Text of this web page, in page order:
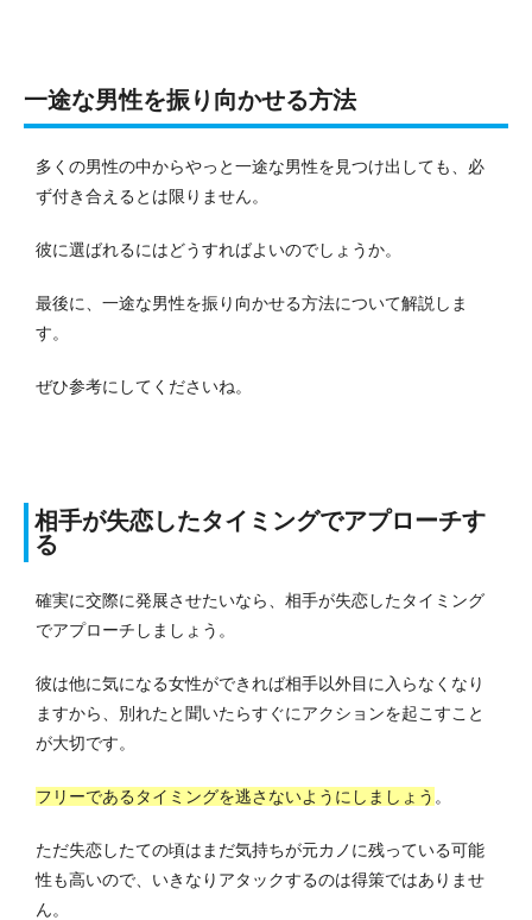
一途な男性を振り向かせる方法
多くの男性の中からやっと一途な男性を見つけ出しても、必
ず付き合えるとは限りません。
彼に選ばれるにはどうすればよいのでしょうか。
最後に、一途な男性を振り向かせる方法について解説しま
す。
ぜひ参考にしてくださいね。
相手が失恋したタイミングでアプローチす
る
確実に交際に発展させたいなら、相手が失恋したタイミング
でアプローチしましょう。
彼は他に気になる女性ができれば相手以外目に入らなくなり
ますから、別れたと聞いたらすぐにアクションを起こすこと
が大切です。
フリーであるタイミングを逃さないようにしましょう 。
ただ失恋したての頃はまだ気持ちが元カノに残っている可能
性も高いので、いきなりアタックするのは得策ではありませ
ん。